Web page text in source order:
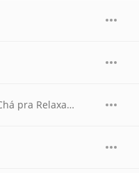
Vou Pagar pra Ver / Disco Voador / Chá pra Relaxar (Ao Vivo)